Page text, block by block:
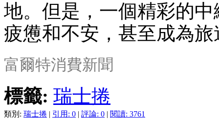
地。但是，一個精彩的
疲憊和不安，甚至成為
富爾特消費新聞
標籤: 瑞士捲
類別: 瑞士捲 | 引用: 0 | 評論: 0 | 閱讀: 3761